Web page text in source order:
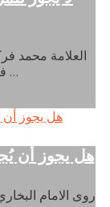
العلامة محمد
في حافلة العُمَّال ـ مع أنه يَتواجَدُ …
هل يجوز أن
روى الامام